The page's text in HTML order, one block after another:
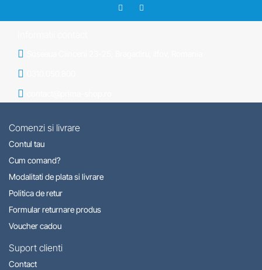
Comenzi si livrare
Contul tau
Cum comand?
Modalitati de plata si livrare
Politica de retur
Formular returnare produs
Voucher cadou
Suport clienti
Contact